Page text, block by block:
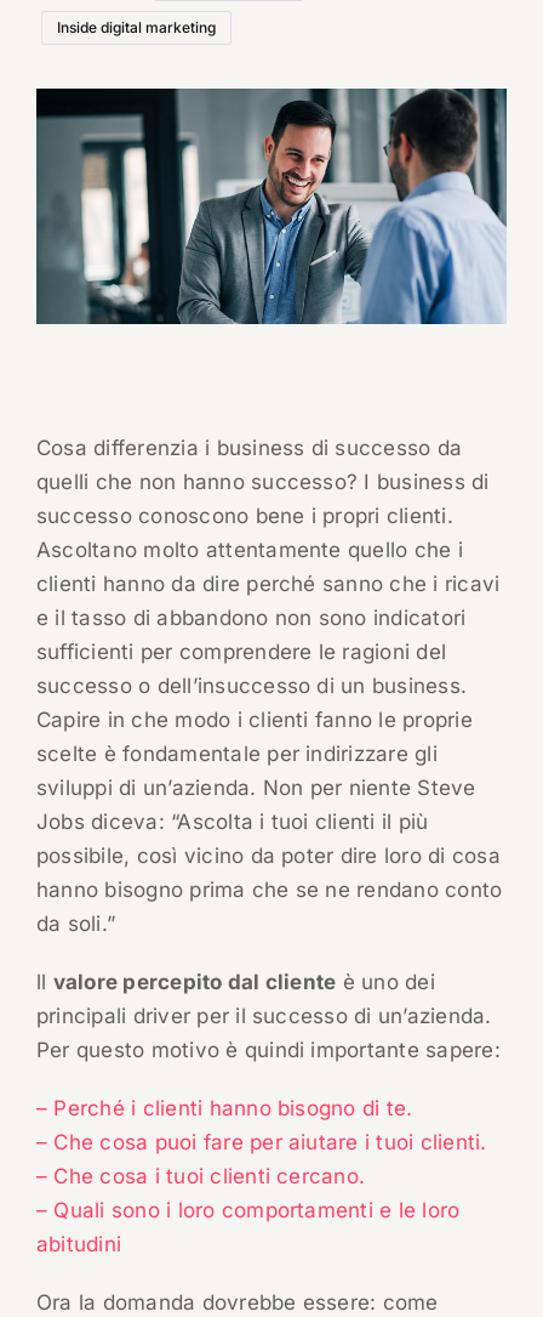
Inside digital marketing
Cosa differenzia i business di successo da
quelli che non hanno successo? I business di
successo conoscono bene i propri clienti.
Ascoltano molto attentamente quello che i
clienti hanno da dire perché sanno che i ricavi
e il tasso di abbandono non sono indicatori
sufficienti per comprendere le ragioni del
successo o dell’insuccesso di un business.
Capire in che modo i clienti fanno le proprie
scelte è fondamentale per indirizzare gli
sviluppi di un’azienda. Non per niente Steve
Jobs diceva: “Ascolta i tuoi clienti il più
possibile, così vicino da poter dire loro di cosa
hanno bisogno prima che se ne rendano conto
da soli.”
ll valore percepito dal cliente è uno dei
principali driver per il successo di un’azienda.
Per questo motivo è quindi importante sapere:
– Perché i clienti hanno bisogno di te.
– Che cosa puoi fare per aiutare i tuoi clienti.
– Che cosa i tuoi clienti cercano.
– Quali sono i loro comportamenti e le loro
abitudini
Ora la domanda dovrebbe essere: come